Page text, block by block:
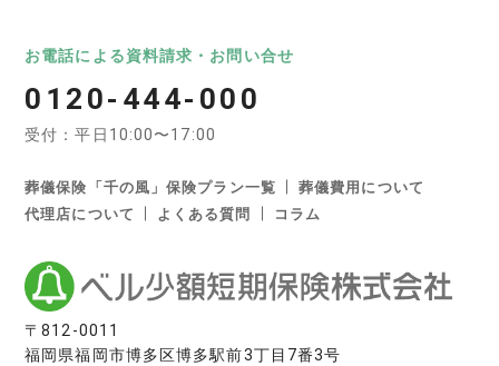
いいお墓 Life.（ライフドット） いいお墓-永代供養墓版
いいお墓-ペット霊園版 樹木葬なび
寺院墓地.com 優良墓石・石材店ガイド
お墓の引越し＆墓じまいくん
いい葬儀 いいお坊さん
日本最大級の仏壇仏具総合サイト「いい仏壇」
お電話による資料請求・お問い合せ
0120-444-000
受付：平日10:00〜17:00
葬儀保険「千の風」保険プラン一覧
葬儀費用について
代理店について
よくある質問 コラム
〒812-0011
福岡県福岡市博多区博多駅前3丁目7番3号